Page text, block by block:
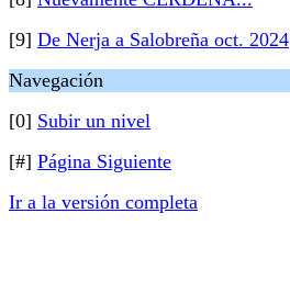
[9] De Nerja a Salobreña oct. 2024
Navegación
[0] Subir un nivel
[#] Página Siguiente
Ir a la versión completa